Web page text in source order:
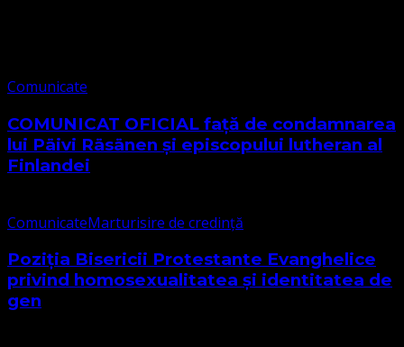
Comunicate
COMUNICAT OFICIAL față de condamnarea
lui Päivi Räsänen și episcopului lutheran al
Finlandei
ComunicateMarturisire de credință
Poziția Bisericii Protestante Evanghelice
privind homosexualitatea și identitatea de
gen